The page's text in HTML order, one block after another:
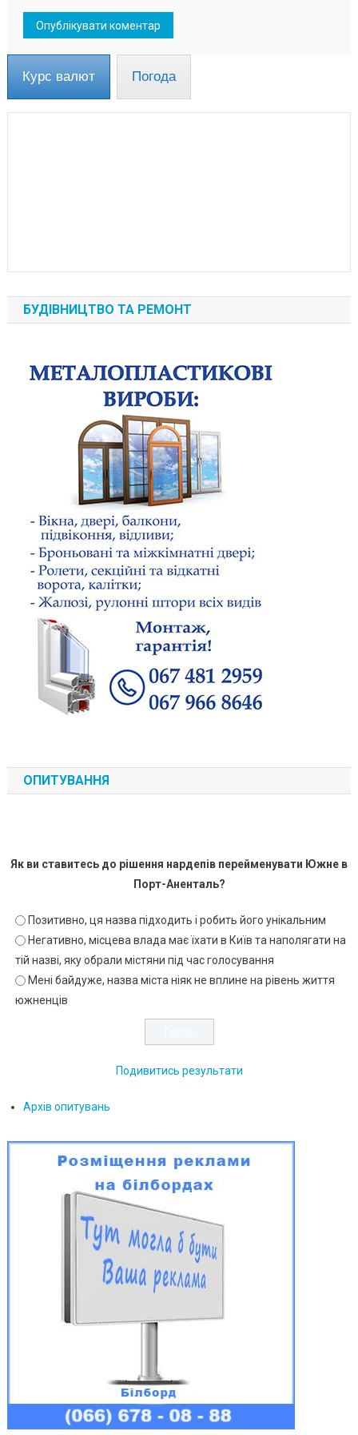
Курс валют Погода
БУДІВНИЦТВО ТА РЕМОНТ
ОПИТУВАННЯ
Як ви ставитесь до рішення нардепів перейменувати Южне в
Порт-Аненталь?
Позитивно, ця назва підходить і робить його унікальним
Негативно, місцева влада має їхати в Київ та наполягати на
тій назві, яку обрали містяни під час голосування
Мені байдуже, назва міста ніяк не вплине на рівень життя
южненців
Подивитись результати
Архів опитувань